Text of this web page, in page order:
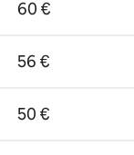
60 €
56 €
50 €